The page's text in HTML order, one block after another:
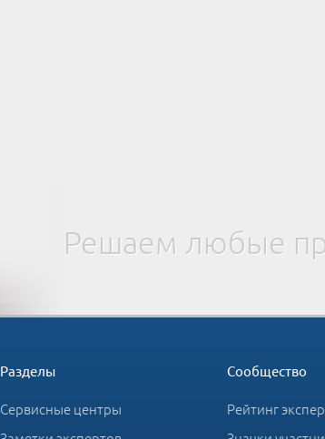
Решаем любые
Разделы
Сервисные центры
Сообщество
Рейтинг